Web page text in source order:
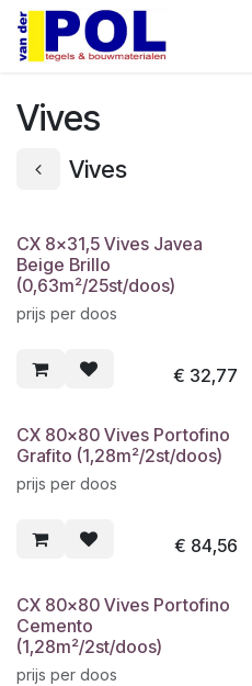
Overslaan naar inhoud
Vives
Vives
CX 8x31,5 Vives Javea
Beige Brillo
(0,63m²/25st/doos)
prijs per doos
€ 32,77
CX 80x80 Vives Portofino
Grafito (1,28m²/2st/doos)
prijs per doos
€ 84,56
CX 80x80 Vives Portofino
Cemento
(1,28m²/2st/doos)
prijs per doos